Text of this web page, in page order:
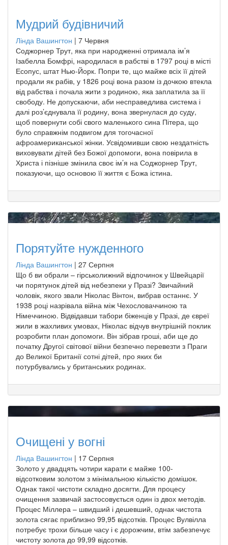
Мудрий будівничий
Лінда Вашингтон | 7 Червня
Соджорнер Трут, яка при народженні отримала ім’я
Ізабелла Бомфрі, народилася в рабстві в 1797 році в місті
Есопус, штат Нью-Йорк. Попри те, що майже всіх її дітей
продали як рабів, у 1826 році вона разом із дочкою втекла
від рабства і почала жити з родиною, яка заплатила за її
свободу. Не допускаючи, аби несправедлива система і
далі роз’єднувала її родину, вона звернулася до суду,
щоб повернути собі свого маленького сина Пітера, що
було справжнім подвигом для тогочасної
афроамериканської жінки. Усвідомивши свою нездатність
виховувати дітей без Божої допомоги, вона повірила в
Христа і пізніше змінила своє ім’я на Соджорнер Трут,
показуючи, що основою її життя є Божа істина.
Порятуйте нужденного
Лінда Вашингтон | 27 Серпня
Що б ви обрали – гірськолижний відпочинок у Швейцарії
чи порятунок дітей від небезпеки у Празі? Звичайний
чоловік, якого звали Ніколас Вінтон, вибрав останнє. У
1938 році назрівала війна між Чехословаччиною та
Німеччиною. Відвідавши табори біженців у Празі, де євреї
жили в жахливих умовах, Ніколас відчув внутрішній поклик
розробити план допомоги. Він зібрав гроші, аби ще до
початку Другої світової війни безпечно перевезти з Праги
до Великої Британії сотні дітей, про яких би
потурбувались у британських родинах.
Очищені у вогні
Лінда Вашингтон | 17 Серпня
Золото у двадцять чотири карати є майже 100-
відсотковим золотом з мінімальною кількістю домішок.
Однак такої чистоти складно досягти. Для процесу
очищення зазвичай застосовується один із двох методів.
Процес Міллера – швидший і дешевший, однак чистота
золота сягає приблизно 99,95 відсотків. Процес Вулвілла
потребує трохи більше часу і є дорожчим, втім забезпечує
чистоту золота до 99,99 відсотків.